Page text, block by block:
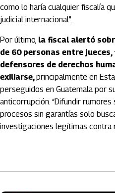
como lo haría cualquier fiscalía
judicial internacional”.
Por último, la fiscal alertó
de 60 personas entre
defensores de derechos
exiliarse,principalmente en
perseguidos en Guatemala por
anticorrupción. “Difundir
procesos sin garantías solo
investigaciones legítimas contra